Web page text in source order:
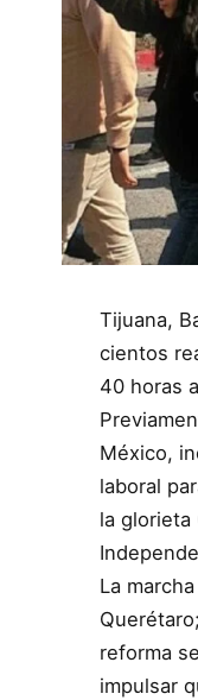
Tijuana,
cientos
40 horas
México,
laboral
la glorieta
La
reforma
impulsar